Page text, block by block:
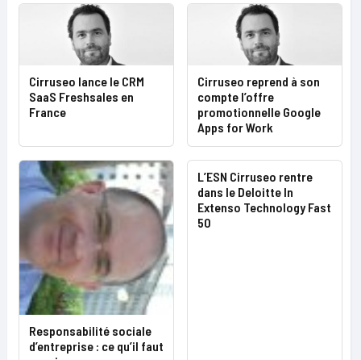
Cirruseo lance le CRM
SaaS Freshsales en
France
Cirruseo reprend à son
compte l’offre
promotionnelle Google
Apps for Work
Responsabilité sociale
d’entreprise : ce qu’il faut
L’ESN Cirruseo rentre
dans le Deloitte In
Extenso Technology Fast
50